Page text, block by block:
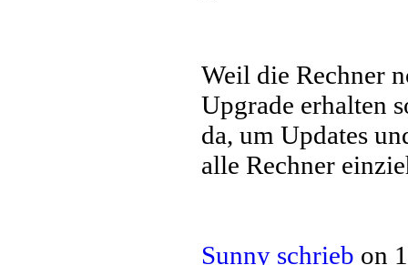
Weil die Rechner
Upgrade erhalten
da, um Updates
alle Rechner
Sunny schrieb on